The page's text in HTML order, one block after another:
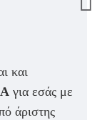
και
για εσάς με
άριστης